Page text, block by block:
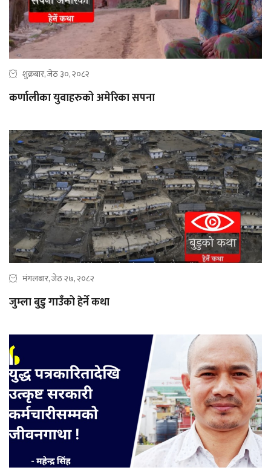
शुक्रबार, जेठ ३०, २०८२
कर्णालीका युवाहरुको अमेरिका सपना
मंगलबार, जेठ २७, २०८२
जुम्ला बुडु गाउँको हेर्ने कथा